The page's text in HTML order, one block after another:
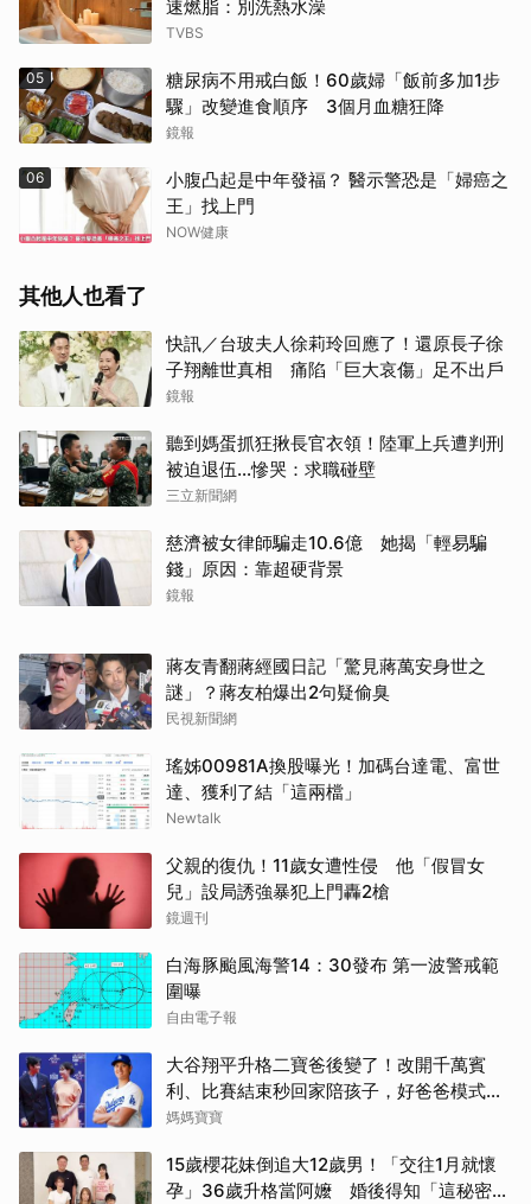
速燃脂：別洗熱水澡
TVBS
05
糖尿病不用戒白飯！60歲婦「飯前多加1步
驟」改變進食順序 3個月血糖狂降
鏡報
06
小腹凸起是中年發福？ 醫示警恐是「婦癌之
王」找上門
NOW健康
其他人也看了
快訊／台玻夫人徐莉玲回應了！還原長子徐
子翔離世真相 痛陷「巨大哀傷」足不出戶
鏡報
聽到媽蛋抓狂揪長官衣領！陸軍上兵遭判刑
被迫退伍…慘哭：求職碰壁
三立新聞網
慈濟被女律師騙走10.6億 她揭「輕易騙
錢」原因：靠超硬背景
鏡報
蔣友青翻蔣經國日記「驚見蔣萬安身世之
謎」？蔣友柏爆出2句疑偷臭
民視新聞網
瑤姊00981A換股曝光！加碼台達電、富世
達、獲利了結「這兩檔」
Newtalk
父親的復仇！11歲女遭性侵 他「假冒女
兒」設局誘強暴犯上門轟2槍
鏡週刊
白海豚颱風海警14：30發布 第一波警戒範
圍曝
自由電子報
大谷翔平升格二寶爸後變了！改開千萬賓
利、比賽結束秒回家陪孩子，好爸爸模式全
開
媽媽寶寶
15歲櫻花妹倒追大12歲男！「交往1月就懷
孕」36歲升格當阿嬤 婚後得知「這秘密」